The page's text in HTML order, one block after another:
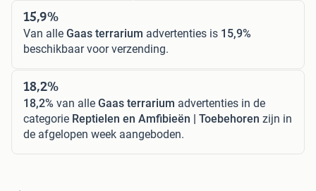
15,9%
Van alle Gaas terrarium advertenties is 15,9%
beschikbaar voor verzending.
18,2%
18,2% van alle Gaas terrarium advertenties in de
categorie Reptielen en Amfibieën | Toebehoren zijn in
de afgelopen week aangeboden.